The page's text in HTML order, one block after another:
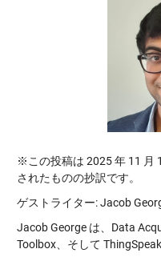
※この投稿は 2025 年 11 月
されたものの抄訳です。
ゲストライター: Jacob
Jacob George は、Data
Toolbox、そして